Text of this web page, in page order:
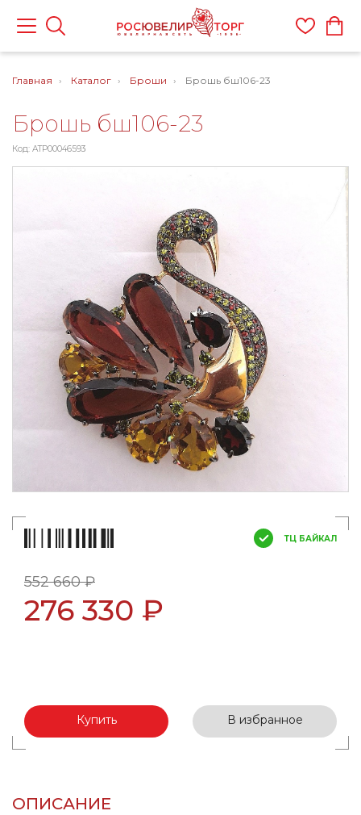
Главная Каталог Броши Брошь бш106-23
Брошь бш106-23
Код: ATP00046593
ТЦ БАЙКАЛ
552 660 ₽
276 330 ₽
Купить В избранное
ОПИСАНИЕ